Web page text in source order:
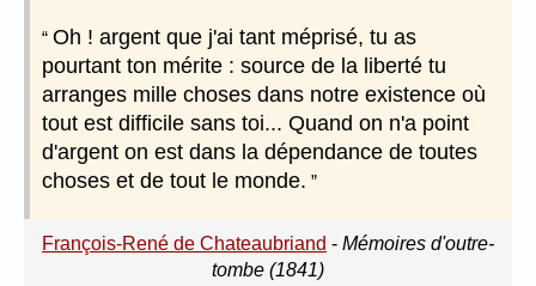
Oh ! argent que j'ai tant méprisé, tu as
pourtant ton mérite : source de la liberté tu
arranges mille choses dans notre existence où
tout est difficile sans toi... Quand on n'a point
d'argent on est dans la dépendance de toutes
choses et de tout le monde.
François-René de Chateaubriand - Mémoires d'outre-
tombe (1841)